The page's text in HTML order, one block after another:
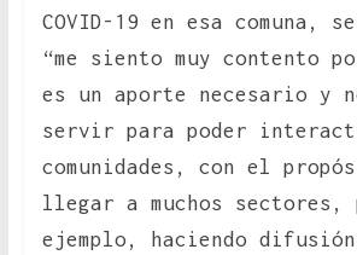
COVID-19 en esa comuna,
“me siento muy contento
es un aporte necesario y
servir para poder
comunidades, con el
llegar a muchos sectores,
ejemplo, haciendo